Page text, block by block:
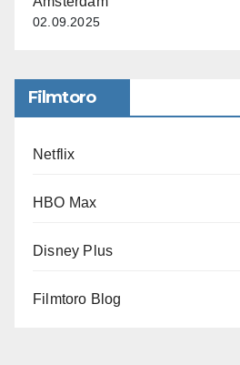
02.09.2025
Filmtoro
Netflix
HBO Max
Disney Plus
Filmtoro Blog